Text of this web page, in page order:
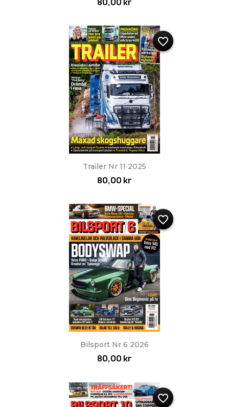
Trailer Nr 11 2025
80,00 kr
favorite_border
Bilsport Nr 6 2026
80,00 kr
favorite_border
favorite_border